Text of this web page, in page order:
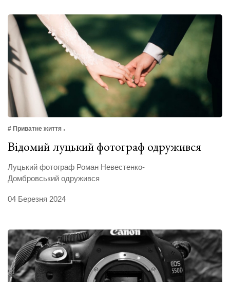
# Приватне життя
Відомий луцький фотограф одружився
Луцький фотограф Роман Невестенко-
Домбровський одружився
04 Березня 2024